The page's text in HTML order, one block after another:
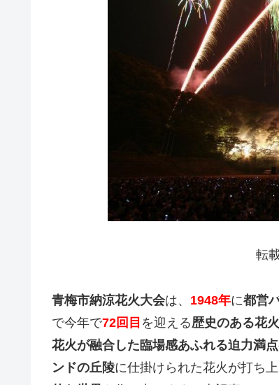
転
青梅市納涼花火大会は、 1948年に都営
で今年で72回目 を迎える歴史のある花
花火が融合した臨場感あふれる迫力満
ンドの丘陵に仕掛けられた花火が打ち